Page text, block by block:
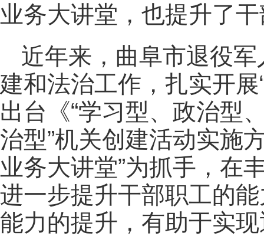
业务大讲堂，也提升了
近年来，曲阜市退役
建和法治工作，扎实开
出台《“学习型、政治型
治型”机关创建活动实施
业务大讲堂”为抓手，在
进一步提升干部职工的
能力的提升，有助于实